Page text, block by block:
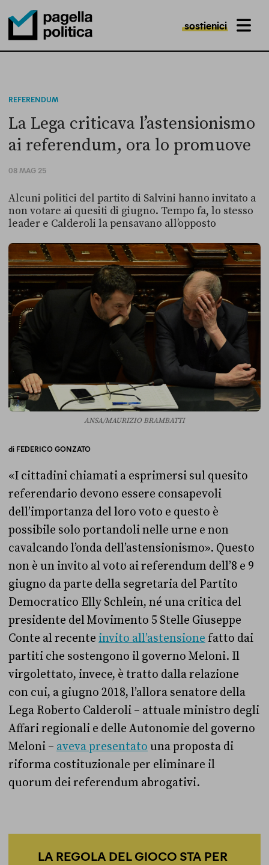
Pagella Politica Logo
sostienici MENU
REFERENDUM
La Lega criticava l’astensionismo
ai referendum, ora lo promuove
08 MAG 25
Alcuni politici del partito di Salvini hanno invitato a
non votare ai quesiti di giugno. Tempo fa, lo stesso
leader e Calderoli la pensavano all’opposto
ANSA/MAURIZIO BRAMBATTI
di FEDERICO GONZATO
«I cittadini chiamati a esprimersi sul quesito
referendario devono essere consapevoli
dell’importanza del loro voto e questo è
possibile solo portandoli nelle urne e non
cavalcando l’onda dell’astensionismo». Questo
non è un invito al voto ai referendum dell’8 e 9
giugno da parte della segretaria del Partito
Democratico Elly Schlein, né una critica del
presidente del Movimento 5 Stelle Giuseppe
Conte al recente invito all’astensione fatto dai
partiti che sostengono il governo Meloni. Il
virgolettato, invece, è tratto dalla relazione
con cui, a giugno 2018, l’allora senatore della
Lega Roberto Calderoli – attuale ministro degli
Affari regionali e delle Autonomie del governo
Meloni – aveva presentato una proposta di
riforma costituzionale per eliminare il
quorum dei referendum abrogativi.
LA REGOLA DEL GIOCO STA PER